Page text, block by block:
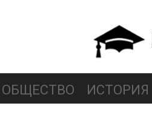
ОБЩЕСТВО ИСТОРИЯ